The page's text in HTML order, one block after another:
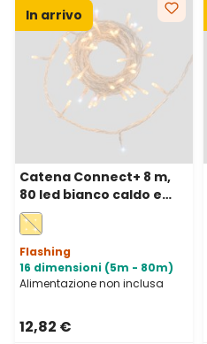
In arrivo
Catena Connect+ 8 m,
80 led bianco caldo e
bianco freddo, cavo
trasparente,
prolungabile
Flashing
16 dimensioni (5m - 80m)
Alimentazione non inclusa
12,82 €